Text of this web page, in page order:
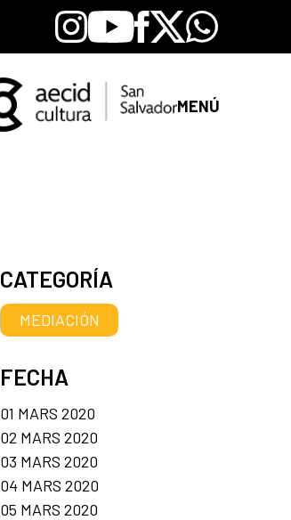
Instagram
YoutubeFacebook
X Whatsapp
MENÚ
CATEGORÍA
MEDIACIÓN
FECHA
01 MARS 2020
02 MARS 2020
03 MARS 2020
04 MARS 2020
05 MARS 2020